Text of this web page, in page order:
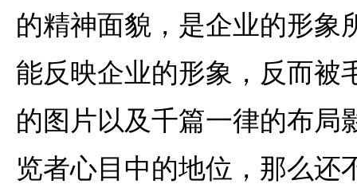
的精神面貌，是企业的形象
能反映企业的形象，反而被
的图片以及千篇一律的布局
览者心目中的地位，那么还